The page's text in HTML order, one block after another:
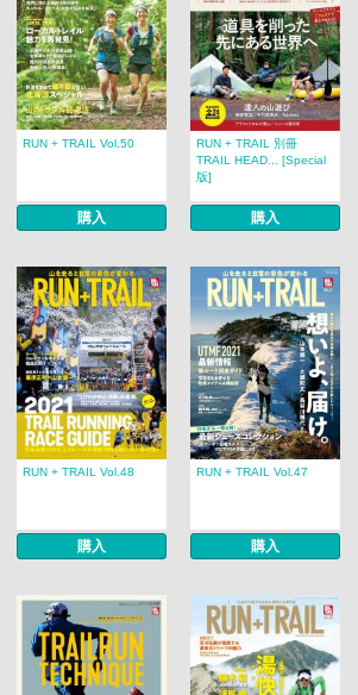
RUN + TRAIL Vol.50
購入
RUN + TRAIL 別冊
TRAIL HEAD... [Special
版]
購入
RUN + TRAIL Vol.48
購入
RUN + TRAIL Vol.47
購入